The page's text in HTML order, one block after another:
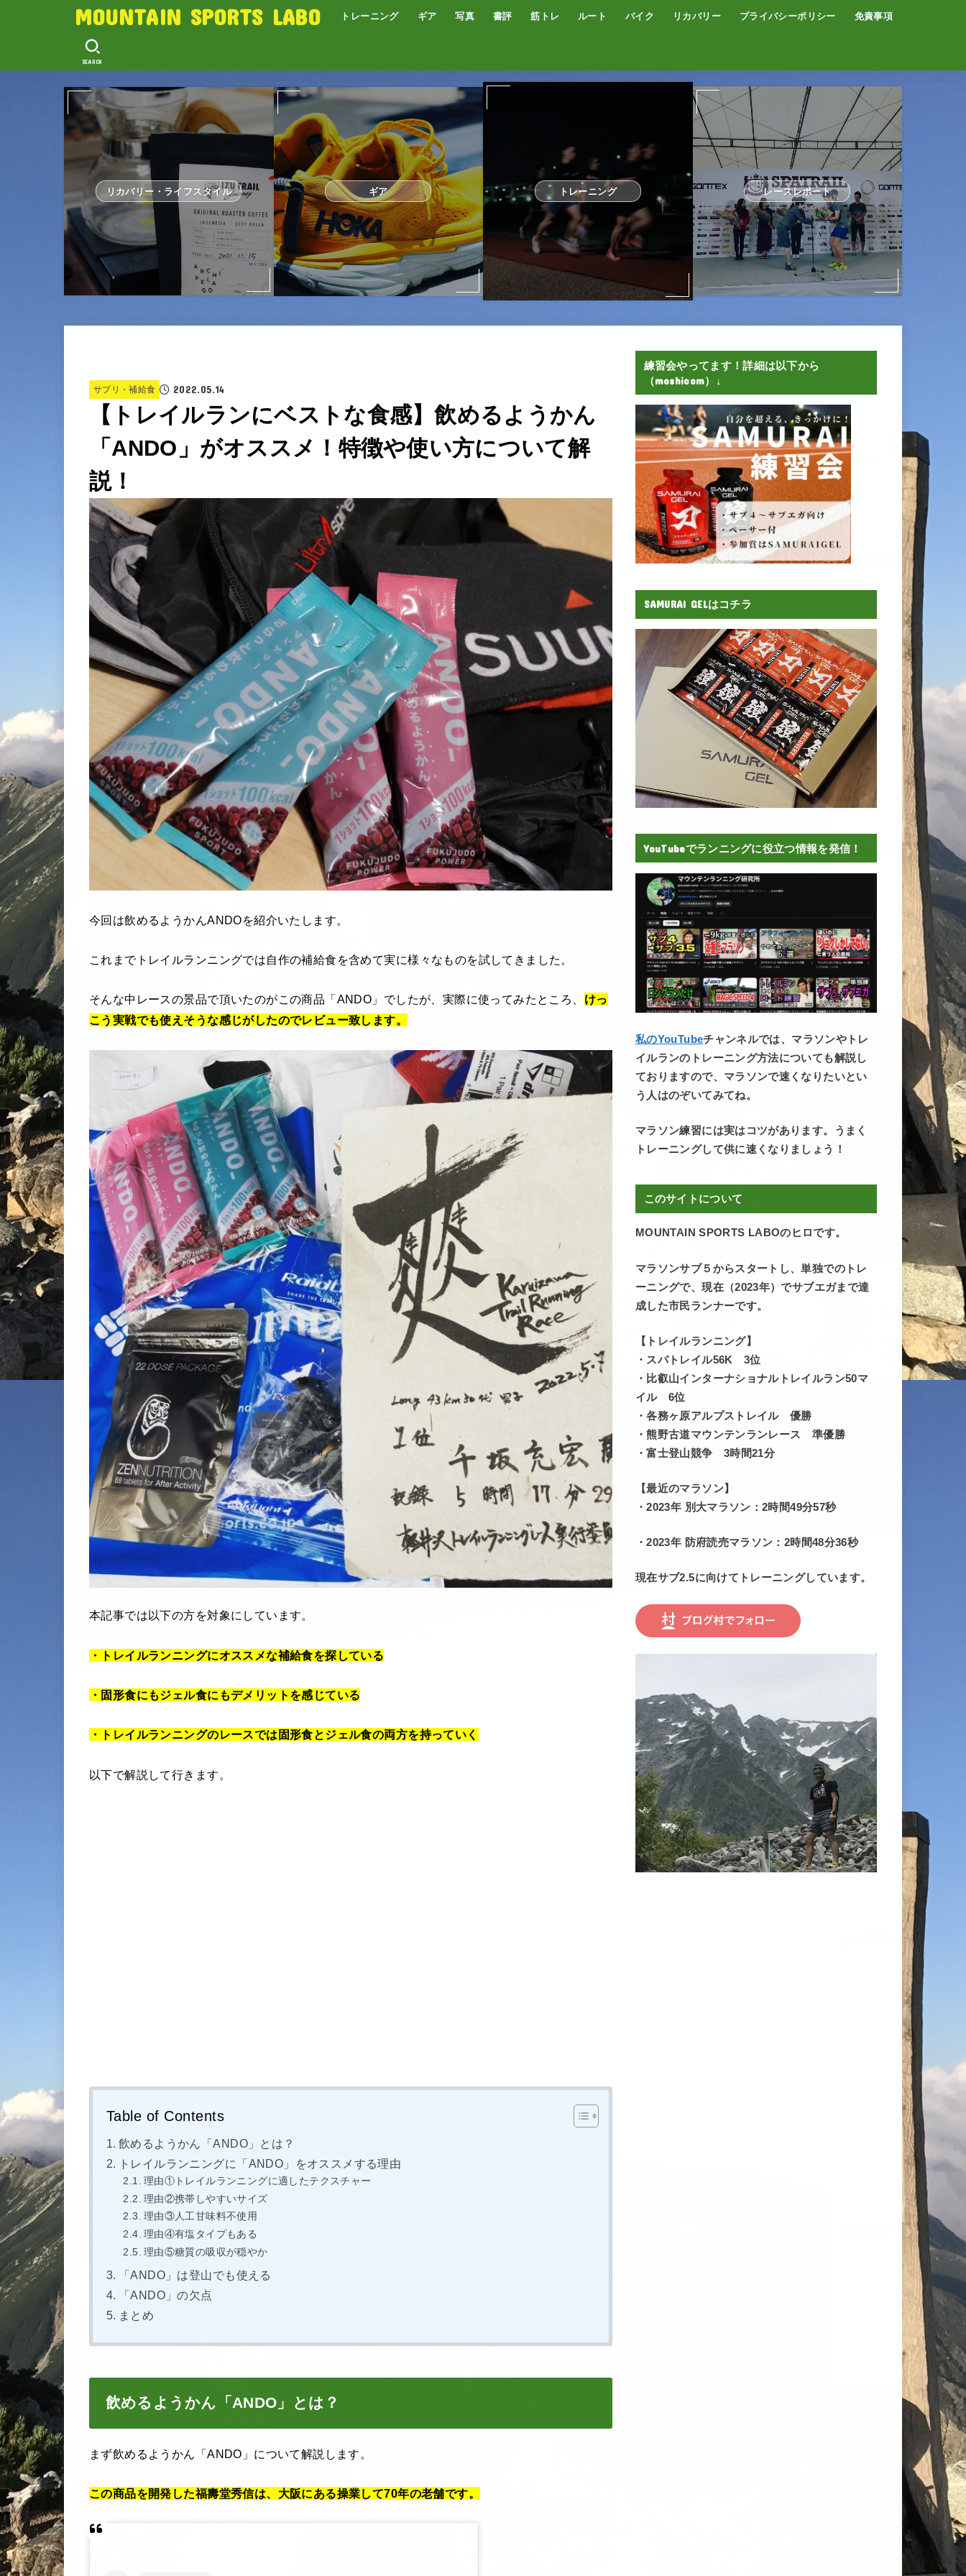
MOUNTAIN SPORTS LABO トレーニング ギア 写真 書評 筋トレ ルート バイク リカバリー プライバシーポリシー 免責事項
SEARCH
リカバリー・ライフスタイル ギア トレーニング レースレポート
サプリ・補給食 2022.05.14
【トレイルランにベストな食感】飲めるようかん
「ANDO」がオススメ！特徴や使い方について解
説！
今回は飲めるようかんANDOを紹介いたします。
これまでトレイルランニングでは自作の補給食を含めて実に様々なものを試してきました。
そんな中レースの景品で頂いたのがこの商品「ANDO」でしたが、実際に使ってみたところ、 けっ
こう実戦でも使えそうな感じがしたのでレビュー致します。
本記事では以下の方を対象にしています。
・トレイルランニングにオススメな補給食を探している
・固形食にもジェル食にもデメリットを感じている
・トレイルランニングのレースでは固形食とジェル食の両方を持っていく
以下で解説して行きます。
Table of Contents
飲めるようかん「ANDO」とは？
トレイルランニングに「ANDO」をオススメする理由
理由①トレイルランニングに適したテクスチャー
理由②携帯しやすいサイズ
理由③人工甘味料不使用
理由④有塩タイプもある
理由⑤糖質の吸収が穏やか
「ANDO」は登山でも使える
「ANDO」の欠点
まとめ
飲めるようかん「ANDO」とは？
まず飲めるようかん「ANDO」について解説します。
この商品を開発した福壽堂秀信は、大阪にある操業して70年の老舗です。
練習会やってます！詳細は以下から
（moshicom）↓
SAMURAI GELはコチラ
YouTubeでランニングに役立つ情報を発信！
私のYouTubeチャンネルでは、マラソンやトレ
イルランのトレーニング方法についても解説し
ておりますので、マラソンで速くなりたいとい
う人はのぞいてみてね。
マラソン練習には実はコツがあります。うまく
トレーニングして供に速くなりましょう！
このサイトについて
MOUNTAIN SPORTS LABOのヒロです。
マラソンサブ５からスタートし、単独でのトレ
ーニングで、現在（2023年）でサブエガまで達
成した市民ランナーです。
【トレイルランニング】
・スパトレイル56K 3位
・比叡山インターナショナルトレイルラン50マ
イル 6位
・各務ヶ原アルプストレイル 優勝
・熊野古道マウンテンランレース 準優勝
・富士登山競争 3時間21分
【最近のマラソン】
・2023年 別大マラソン：2時間49分57秒
・2023年 防府読売マラソン：2時間48分36秒
現在サブ2.5に向けてトレーニングしています。